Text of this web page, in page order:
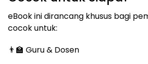
eBook ini dirancang khusus bagi
cocok untuk:
👨‍🏫 Guru & Dosen